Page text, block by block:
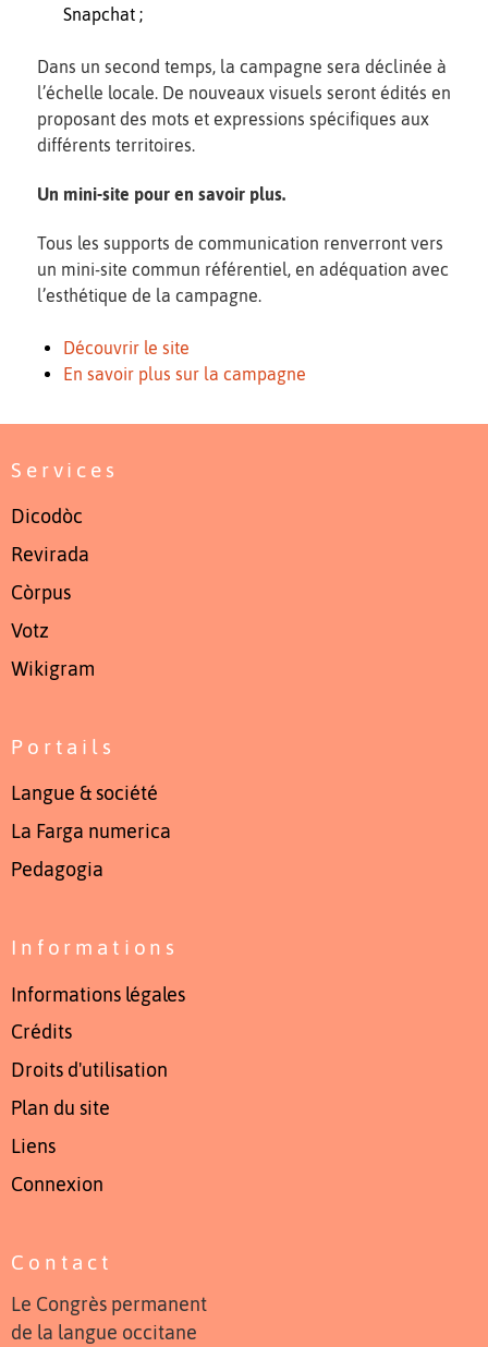
Snapchat ;
Dans un second temps, la campagne sera déclinée à
l’échelle locale. De nouveaux visuels seront édités en
proposant des mots et expressions spécifiques aux
différents territoires.
Un mini-site pour en savoir plus.
Tous les supports de communication renverront vers
un mini-site commun référentiel, en adéquation avec
l’esthétique de la campagne.
Découvrir le site
En savoir plus sur la campagne
Services
Dicodòc
Revirada
Còrpus
Votz
Wikigram
Portails
Langue & société
La Farga numerica
Pedagogia
Informations
Informations légales
Crédits
Droits d'utilisation
Plan du site
Liens
Connexion
Contact
Le Congrès permanent
de la langue occitane